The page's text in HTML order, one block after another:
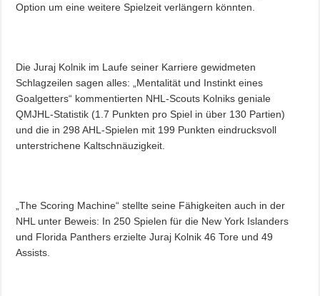
Option um eine weitere Spielzeit verlängern könnten.
Die Juraj Kolnik im Laufe seiner Karriere gewidmeten
Schlagzeilen sagen alles: „Mentalität und Instinkt eines
Goalgetters“ kommentierten NHL-Scouts Kolniks geniale
QMJHL-Statistik (1.7 Punkten pro Spiel in über 130 Partien)
und die in 298 AHL-Spielen mit 199 Punkten eindrucksvoll
unterstrichene Kaltschnäuzigkeit.
„The Scoring Machine“ stellte seine Fähigkeiten auch in der
NHL unter Beweis: In 250 Spielen für die New York Islanders
und Florida Panthers erzielte Juraj Kolnik 46 Tore und 49
Assists.